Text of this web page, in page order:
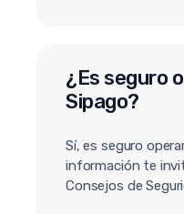
¿Es seguro
Sipago?
Sí, es seguro
información te
Consejos de